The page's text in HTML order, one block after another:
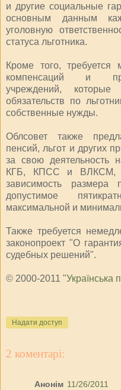
и другие социальные
основным данным
уголовную
статуса льготника.
Кроме того, требуется
компенсаций и
учреждений,
обязательств по
собственные нужды.
Облсовет также
пенсий, льгот и других
за свою деятельность
КГБ, КПСС и ВЛКСМ, а
зависимость
допустимое
максимальной и
Также требуется
законопроект "О
судебных решений".
© 2000-2011 "Українська
Надати доступ
2 коментарі:
Анонім 11/26/2011